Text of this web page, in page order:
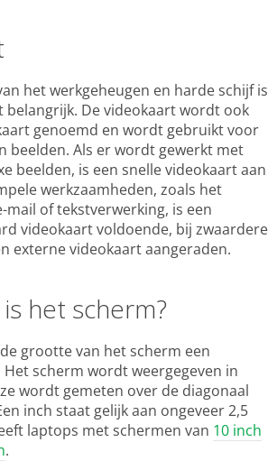
het werkgeheugen en harde schijf is
belangrijk. De videokaart wordt ook
genoemd en wordt gebruikt voor
beelden. Als er wordt gewerkt met
beelden, is een snelle videokaart aan
werkzaamheden, zoals het
of tekstverwerking, is een
videokaart voldoende, bij zwaardere
externe videokaart aangeraden.
het scherm?
grootte van het scherm een
scherm wordt weergegeven in
wordt gemeten over de diagonaal
inch staat gelijk aan ongeveer 2,5
laptops met schermen van 10 inch
.